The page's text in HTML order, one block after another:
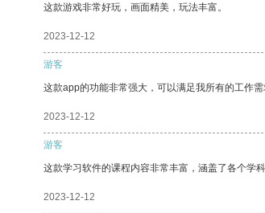
这款游戏非常好玩，画面精美，玩法丰富。
2023-12-12
游客
这款app的功能非常强大，可以满足我所有的工作需
2023-12-12
游客
这款学习软件的课程内容非常丰富，涵盖了各个学
2023-12-12